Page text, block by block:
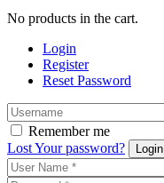
No products in the cart.
Login
Register
Reset Password
Remember me
Lost Your password?
Login